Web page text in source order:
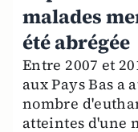
malades
été abrégée
Entre 2007 et
aux Pays Bas a
nombre
atteintes d'une